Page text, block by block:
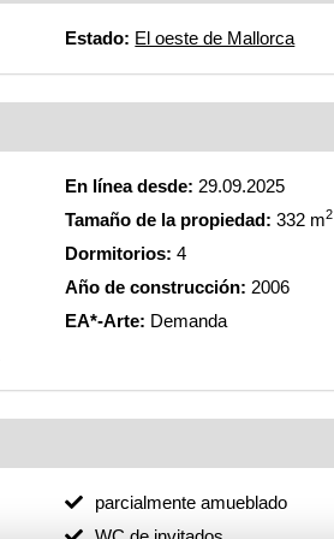
Estado: El oeste de Mallorca
En línea desde: 29.09.2025
Tamaño de la propiedad: 332 m2
Dormitorios: 4
Año de construcción: 2006
EA*-Arte: Demanda
parcialmente amueblado